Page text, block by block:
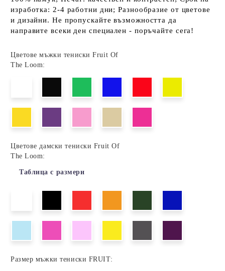
изработка: 2-4 работни дни; Разнообразие от цветове
и дизайни. Не пропускайте възможността да
направите всеки ден специален - поръчайте сега!
Цветове мъжки тениски Fruit Of
The Loom:
Цветове дамски тениски Fruit Of
The Loom:
Таблица с размери
Размер мъжки тениски FRUIT: